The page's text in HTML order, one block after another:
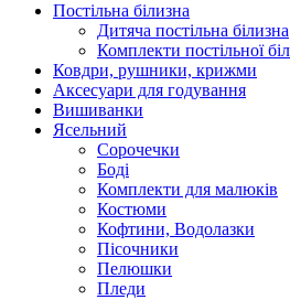
Постільна білизна
Дитяча постільна білизна
Комплекти постільної
Ковдри, рушники, крижми
Аксесуари для годування
Вишиванки
Ясельний
Cорочечки
Боді
Комплекти для малюків
Костюми
Кофтини, Водолазки
Пісочники
Пелюшки
Пледи